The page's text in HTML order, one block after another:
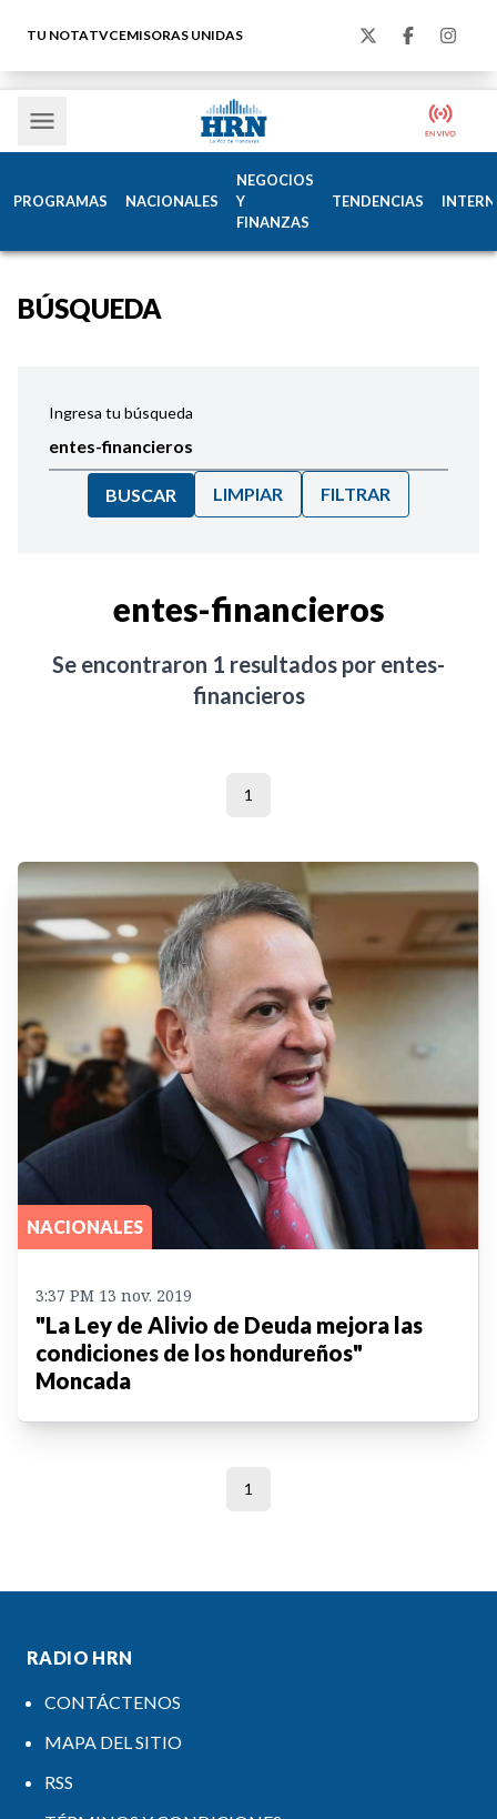
TU NOTATVCEMISORAS UNIDAS
PROGRAMAS NACIONALES
NEGOCIOS
Y
FINANZAS
TENDENCIAS
BÚSQUEDA
Ingresa tu búsqueda
BUSCAR LIMPIAR FILTRAR
entes-financieros
Se encontraron 1 resultados por entes-
financieros
1
NACIONALES
3:37 PM 13 nov. 2019
"La Ley de Alivio de Deuda mejora las
condiciones de los hondureños"
Moncada
1
RADIO HRN
CONTÁCTENOS
MAPA DEL SITIO
RSS